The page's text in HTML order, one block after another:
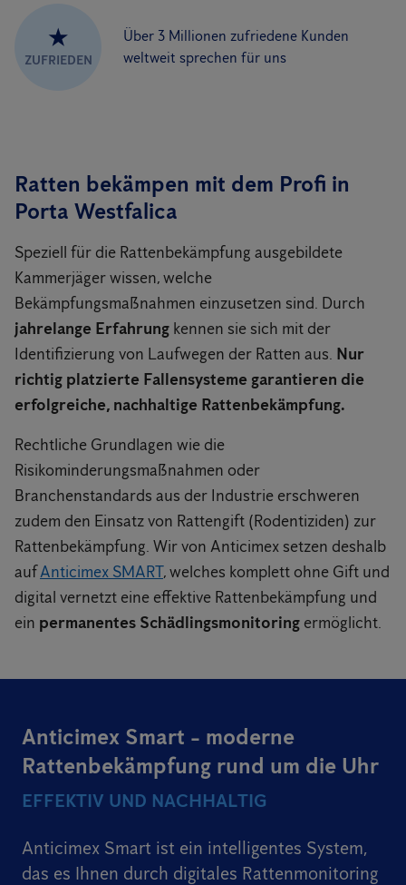
★
ZUFRIEDEN
Über 3 Millionen zufriedene Kunden
weltweit sprechen für uns
Ratten bekämpen mit dem Profi in
Porta Westfalica
Speziell für die Rattenbekämpfung ausgebildete
Kammerjäger wissen, welche
Bekämpfungsmaßnahmen einzusetzen sind. Durch
jahrelange Erfahrung kennen sie sich mit der
Identifizierung von Laufwegen der Ratten aus. Nur
richtig platzierte Fallensysteme garantieren die
erfolgreiche, nachhaltige Rattenbekämpfung.
Rechtliche Grundlagen wie die
Risikominderungsmaßnahmen oder
Branchenstandards aus der Industrie erschweren
zudem den Einsatz von Rattengift (Rodentiziden) zur
Rattenbekämpfung. Wir von Anticimex setzen deshalb
aufAnticimex SMART, welches komplett ohne Gift und
digital vernetzt eine effektive Rattenbekämpfung und
ein permanentes Schädlingsmonitoring ermöglicht.
Anticimex Smart - moderne
Rattenbekämpfung rund um die Uhr
EFFEKTIV UND NACHHALTIG
Anticimex Smart ist ein intelligentes System,
das es Ihnen durch digitales Rattenmonitoring